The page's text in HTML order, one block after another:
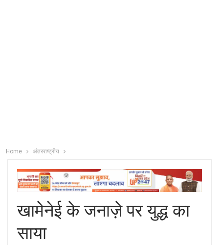
Home अंतरराष्ट्रीय
खामेनेई के जनाज़े पर युद्ध का
साया